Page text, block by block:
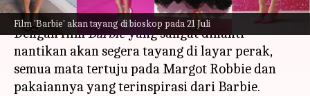
Film 'Barbie' akan tayang di bioskop pada 21 Juli
Apa ceritanya
Dengan filmBarbieyang sangat dinanti-
nantikan akan segera tayang di layar perak,
semua mata tertuju pada Margot Robbie dan
pakaiannya yang terinspirasi dari Barbie.